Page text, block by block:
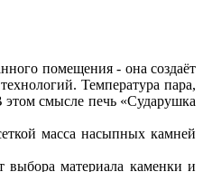
помещения - она создаёт
Температура пара,
этом смысле печь «Сударушка
масса насыпных камней
выбора материала каменки и